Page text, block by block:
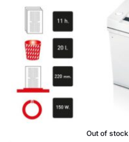
Out of stock